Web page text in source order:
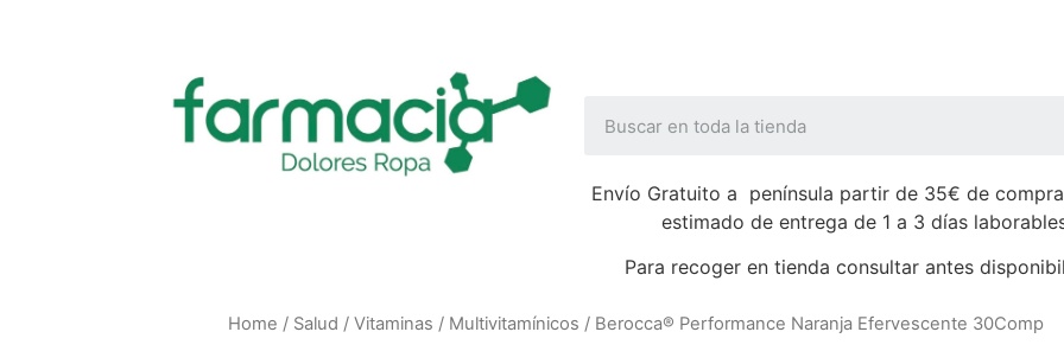
Envío Gratuito a península partir de 35€ de
estimado de entrega de 1 a 3 días
Para recoger en tienda consultar antes
Home / Salud / Vitaminas / Multivitamínicos / Berocca® Performance Naranja Efervescente 30Comp